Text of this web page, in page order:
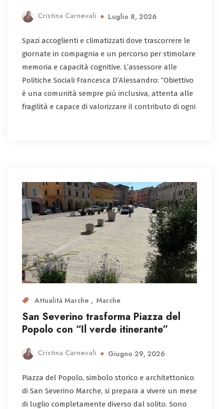
Cristina Carnevali Luglio 8, 2026
Spazi accoglienti e climatizzati dove trascorrere le
giornate in compagnia e un percorso per stimolare
memoria e capacità cognitive. L’assessore alle
Politiche Sociali Francesca D’Alessandro: “Obiettivo
è una comunità sempre più inclusiva, attenta alle
fragilità e capace di valorizzare il contributo di ogni
Attualità Marche Marche
San Severino trasforma Piazza del
Popolo con “Il verde itinerante”
Cristina Carnevali Giugno 29, 2026
Piazza del Popolo, simbolo storico e architettonico
di San Severino Marche, si prepara a vivere un mese
di luglio completamente diverso dal solito. Sono